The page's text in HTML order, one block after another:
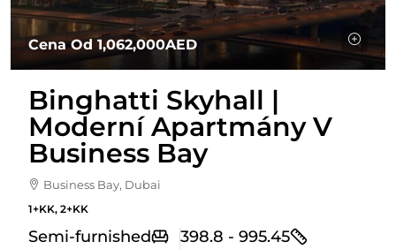
Cena Od 1,062,000AED
Binghatti Skyhall |
Moderní Apartmány V
Business Bay
Business Bay, Dubai
1+KK, 2+KK
Semi-furnished 398.8 - 995.45